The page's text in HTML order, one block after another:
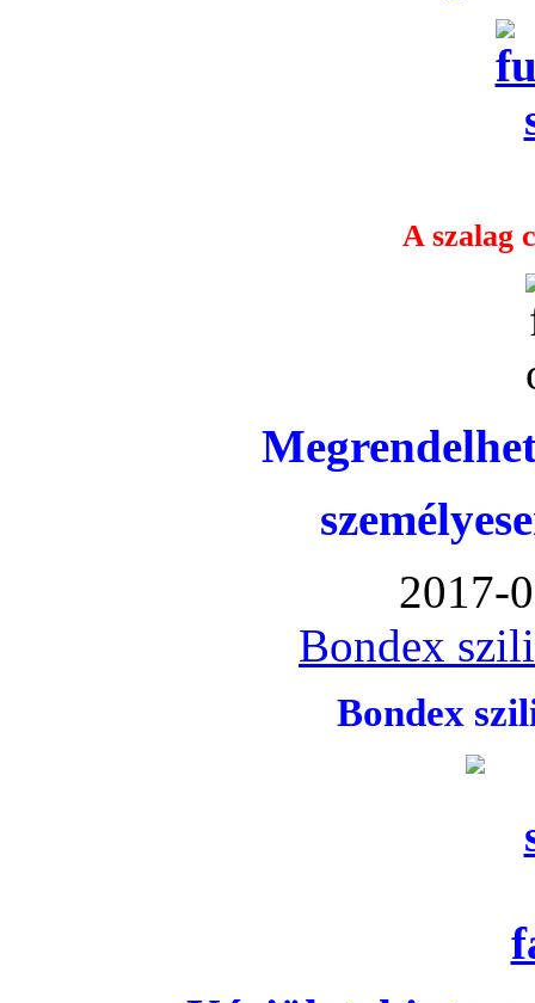
A szalag
2017-
Bondex
Bondex